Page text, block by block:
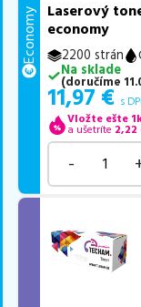
Economy
Laserový
economy
2200 strán
Na sklade
(doručíme
11,97 € s
Vložte ešte
a ušetríte 2,22
-